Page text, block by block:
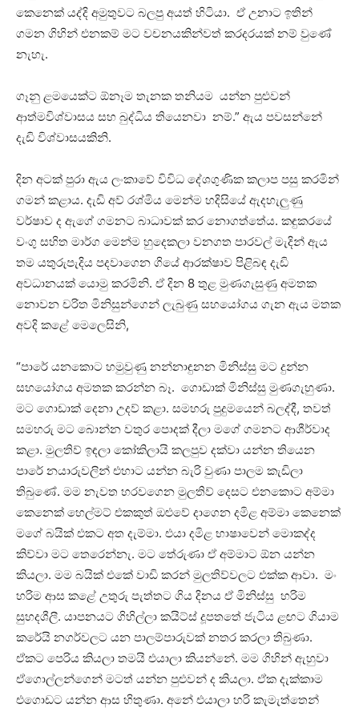
කෙනෙක් යද්දි අමුතුවට බලපු අයත් හිටියා. ඒ උනාට ඉතින්
ගමන ගිහින් එනකම් මට වචනයකින්වත් කරදරයක් නම් වුණේ
නැහැ.
ගෑනු ළමයෙක්ට ඕනෑම තැනක තනියම යන්න පුළුවන්
ආත්මවිශ්වාසය සහ බුද්ධිය තියෙනවා නම්.” ඇය පවසන්නේ
දැඩි විශ්වාසයකිනි.
දින අටක් පුරා ඇය ලංකාවේ විවිධ දේශගුණික කලාප පසු කරමින්
ගමන් කළාය. දැඩි අව් රශ්මිය මෙන්ම හදිසියේ ඇදහැලුණු
වර්ෂාව ද ඇගේ ගමනට බාධාවක් කර නොගත්තේය. කඳුකරයේ
වංගු සහිත මාර්ග මෙන්ම හුදෙකලා වනගත පාරවල් මැදින් ඇය
තම යතුරුපැදිය පදවාගෙන ගියේ ආරක්ෂාව පිළිබඳ දැඩි
අවධානයක් යොමු කරමිනි. ඒ දින 8 තුළ මුණගැසුණු අමතක
නොවන චරිත මිනිසුන්ගෙන් ලැබුණු සහයෝගය ගැන ඇය මතක
අවදි කළේ මෙලෙසිනි,
“පාරේ යනකොට හමුවුණු නන්නාඳුනන මිනිස්සු මට දුන්න
සහයෝගය අමතක කරන්න බෑ. ගොඩාක් මිනිස්සු මුණගැහුණා.
මට ගොඩාක් දෙනා උදව් කළා. සමහරු පුදුමයෙන් බලද්දී, තවත්
සමහරු මට බොන්න වතුර පොදක් දීලා මගේ ගමනට ආශීර්වාද
කළා. මුලතිව් ඉඳලා කෝකිලායි කලපුව දක්වා යන්න තියෙන
පාරේ නයාරුවලින් එහාට යන්න බැරි වුණා පාලම කැඩිලා
තිබුණේ. මම නැවත හරවගෙන මුලතිව් දෙසට එනකොට අම්මා
කෙනෙක් හෙල්මට් එකකුත් ඔළුවේ දාගෙන දමිළ අම්මා කෙනෙක්
මගේ බයික් එකට අත දැම්මා. එයා දමිළ භාෂාවෙන් මොකද්ද
කිව්වා මට තෙරෙන්නැ. මට තේරුණා ඒ අම්මාට ඕන යන්න
කියලා. මම බයික් එකේ වාඩි කරන් මුලතිව්වලට එක්ක ආවා. මං
හරිම ආස කළේ උතුරු පැත්තට ගිය දිනය ඒ මිනිස්සු හරිම
සුහදශීලී. යාපනයට ගිහිල්ලා කයිට්ස් දූපතතේ ජැටිය ළඟට ගියාම
කරේයි නගර්වලට යන පාලම්පාරුවක් නතර කරලා තිබුණා.
ඒකට පෙරිය කියලා තමයි එයාලා කියන්නේ. මම ගිහින් ඇහුවා
ඒගොල්ලන්ගෙන් මටත් යන්න පුළුවන් ද කියලා. ඒක දැක්කාම
එගොඩට යන්න ආස හිතුණා. අනේ එයාලා හරි කැමැත්තෙන්